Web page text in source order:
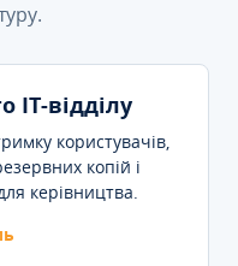
IT-відділу
користувачів,
копій і
керівництва.